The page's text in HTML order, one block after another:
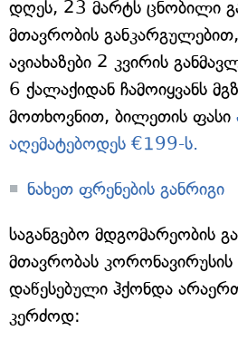
დღეს, 23 მარტს ცნობილი
მთავრობის
ავიახაზები 2 კვირის
6 ქალაქიდან ჩამოიყვანს
მოთხოვნით, ბილეთის ფასი
აღემატებოდეს €199-ს.
ნახეთ ფრენების განრიგი
საგანგებო მდგომარეობის
მთავრობას კორონავირუსის
დაწესებული ჰქონდა
კერძოდ: